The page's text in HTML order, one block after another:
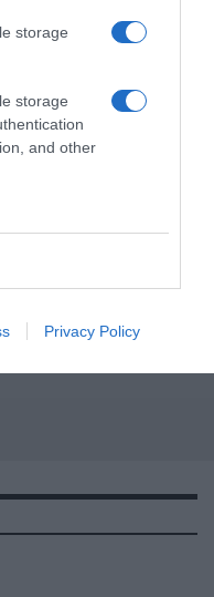
storage
storage
and other
Privacy Policy